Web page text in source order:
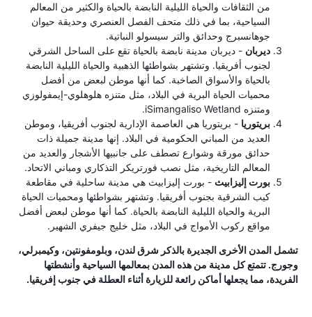
من الثقافات والحياة الليلية النابضة بالحياة والكثير من المعالم
السياحية، بما في ذلك متحف الفصل العنصري وحديقة حيوان
جوهانسبرج وحدائق والتر سيسولو النباتية.
ديربان - ديربان مدينة نابضة بالحياة تقع على الساحل الشرقي
لجنوب أفريقيا. وتشتهر بشواطئها الذهبية والحياة الليلية النابضة
بالحياة والأسواق الصاخبة. كما أنها موطن لبعض من أفضل
محميات الحياة البرية في البلاد، مثل متنزه هلوهلوي-إيمفولوزي
ومتنزه iSimangaliso Wetland.
بريتوريا - بريتوريا هي العاصمة الإدارية لجنوب أفريقيا، وموطن
العديد من المباني الحكومية في البلاد. إنها مدينة جميلة ذات
حدائق مورقة وشوارع تصطف على جانبيها الأشجار والعديد من
المعالم التاريخية، مثل نصب فورتريكر التذكاري ومباني الاتحاد.
بورت إليزابيث - بورت إليزابيث هي مدينة ساحلية في مقاطعة
كيب الشرقية بجنوب أفريقيا. وتشتهر بشواطئها ومحميات الحياة
البرية والحياة الليلية النابضة بالحياة. كما أنها موطن لبعض أفضل
مواقع ركوب الأمواج في البلاد، مثل خليج جيفري الشهير.
تشمل المدن الأخرى الجديرة بالذكر شرق لندن، وبلومفونتين، وكيمبرلي،
وجورج. تتمتع كل مدينة من هذه المدن بمعالمها السياحية وأنشطتها
الفريدة، مما يجعلها أماكن رائعة للزيارة أثناء العطلة في جنوب إفريقيا.